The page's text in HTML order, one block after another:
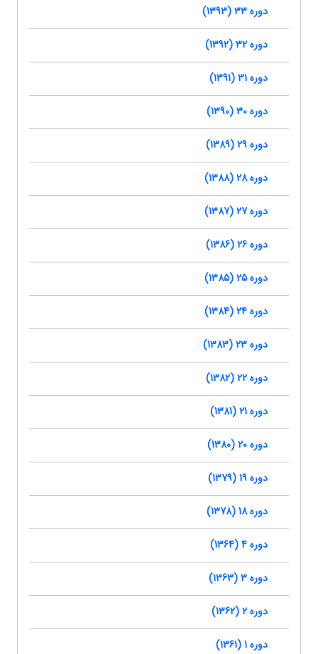
دوره 33 (1393)
دوره 32 (1392)
دوره 31 (1391)
دوره 30 (1390)
دوره 29 (1389)
دوره 28 (1388)
دوره 27 (1387)
دوره 26 (1386)
دوره 25 (1385)
دوره 24 (1384)
دوره 23 (1383)
دوره 22 (1382)
دوره 21 (1381)
دوره 20 (1380)
دوره 19 (1379)
دوره 18 (1378)
دوره 4 (1364)
دوره 3 (1363)
دوره 2 (1362)
دوره 1 (1361)